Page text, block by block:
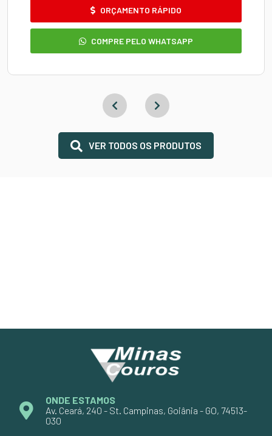
ORÇAMENTO RÁPIDO
COMPRE PELO WHATSAPP
VER TODOS OS PRODUTOS
ONDE ESTAMOS
Av. Ceará, 240 - St. Campinas, Goiânia - GO, 74513-
030